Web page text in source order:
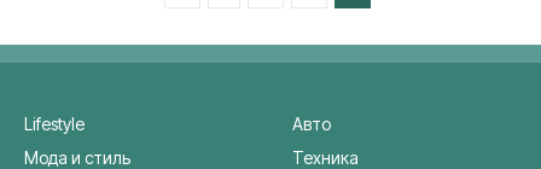
Lifestyle
Мода и стиль
Авто
Техника